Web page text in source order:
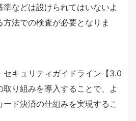
などは設けられてはいないよ
方法での検査が必要となりま
セキュリティガイドライン【3.0
り組みを導入することで、よ
ード決済の仕組みを実現するこ